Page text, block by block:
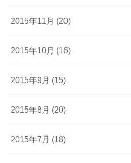
2015年11月 (20)
2015年10月 (16)
2015年9月 (15)
2015年8月 (20)
2015年7月 (18)